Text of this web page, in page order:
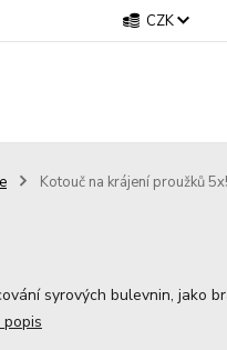
CZK
Kotouč na krájení proužků
syrových bulevnin, jako